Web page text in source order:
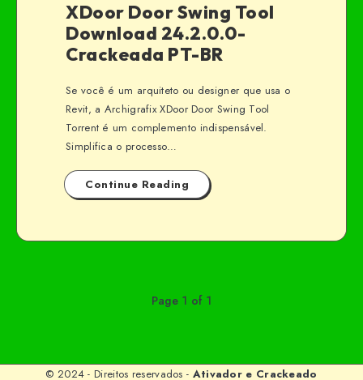
XDoor Door Swing Tool
Download 24.2.0.0-
Crackeada PT-BR
Se você é um arquiteto ou designer que usa o
Revit, a Archigrafix XDoor Door Swing Tool
Torrent é um complemento indispensável.
Simplifica o processo…
Continue Reading
Page 1 of 1
© 2024 - Direitos reservados - Ativador e Crackeado